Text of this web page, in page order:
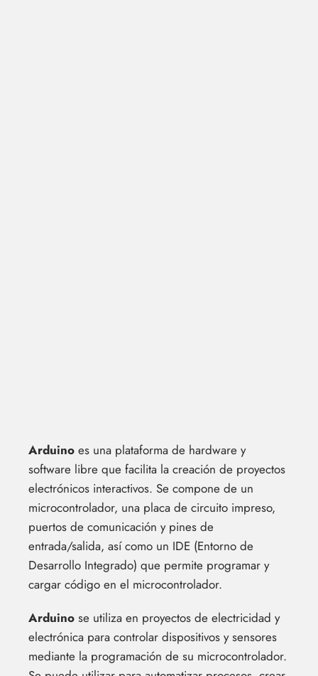
Arduino es una plataforma de hardware y
software libre que facilita la creación de proyectos
electrónicos interactivos. Se compone de un
microcontrolador, una placa de circuito impreso,
puertos de comunicación y pines de
entrada/salida, así como un IDE (Entorno de
Desarrollo Integrado) que permite programar y
cargar código en el microcontrolador.
Arduino se utiliza en proyectos de electricidad y
electrónica para controlar dispositivos y sensores
mediante la programación de su microcontrolador.